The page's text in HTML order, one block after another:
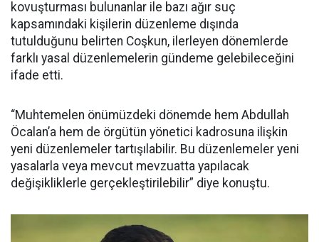
kovuşturması bulunanlar ile bazı ağır suç
kapsamındaki kişilerin düzenleme dışında
tutulduğunu belirten Coşkun, ilerleyen dönemlerde
farklı yasal düzenlemelerin gündeme gelebileceğini
ifade etti.
“Muhtemelen önümüzdeki dönemde hem Abdullah
Öcalan’a hem de örgütün yönetici kadrosuna ilişkin
yeni düzenlemeler tartışılabilir. Bu düzenlemeler yeni
yasalarla veya mevcut mevzuatta yapılacak
değişikliklerle gerçekleştirilebilir” diye konuştu.